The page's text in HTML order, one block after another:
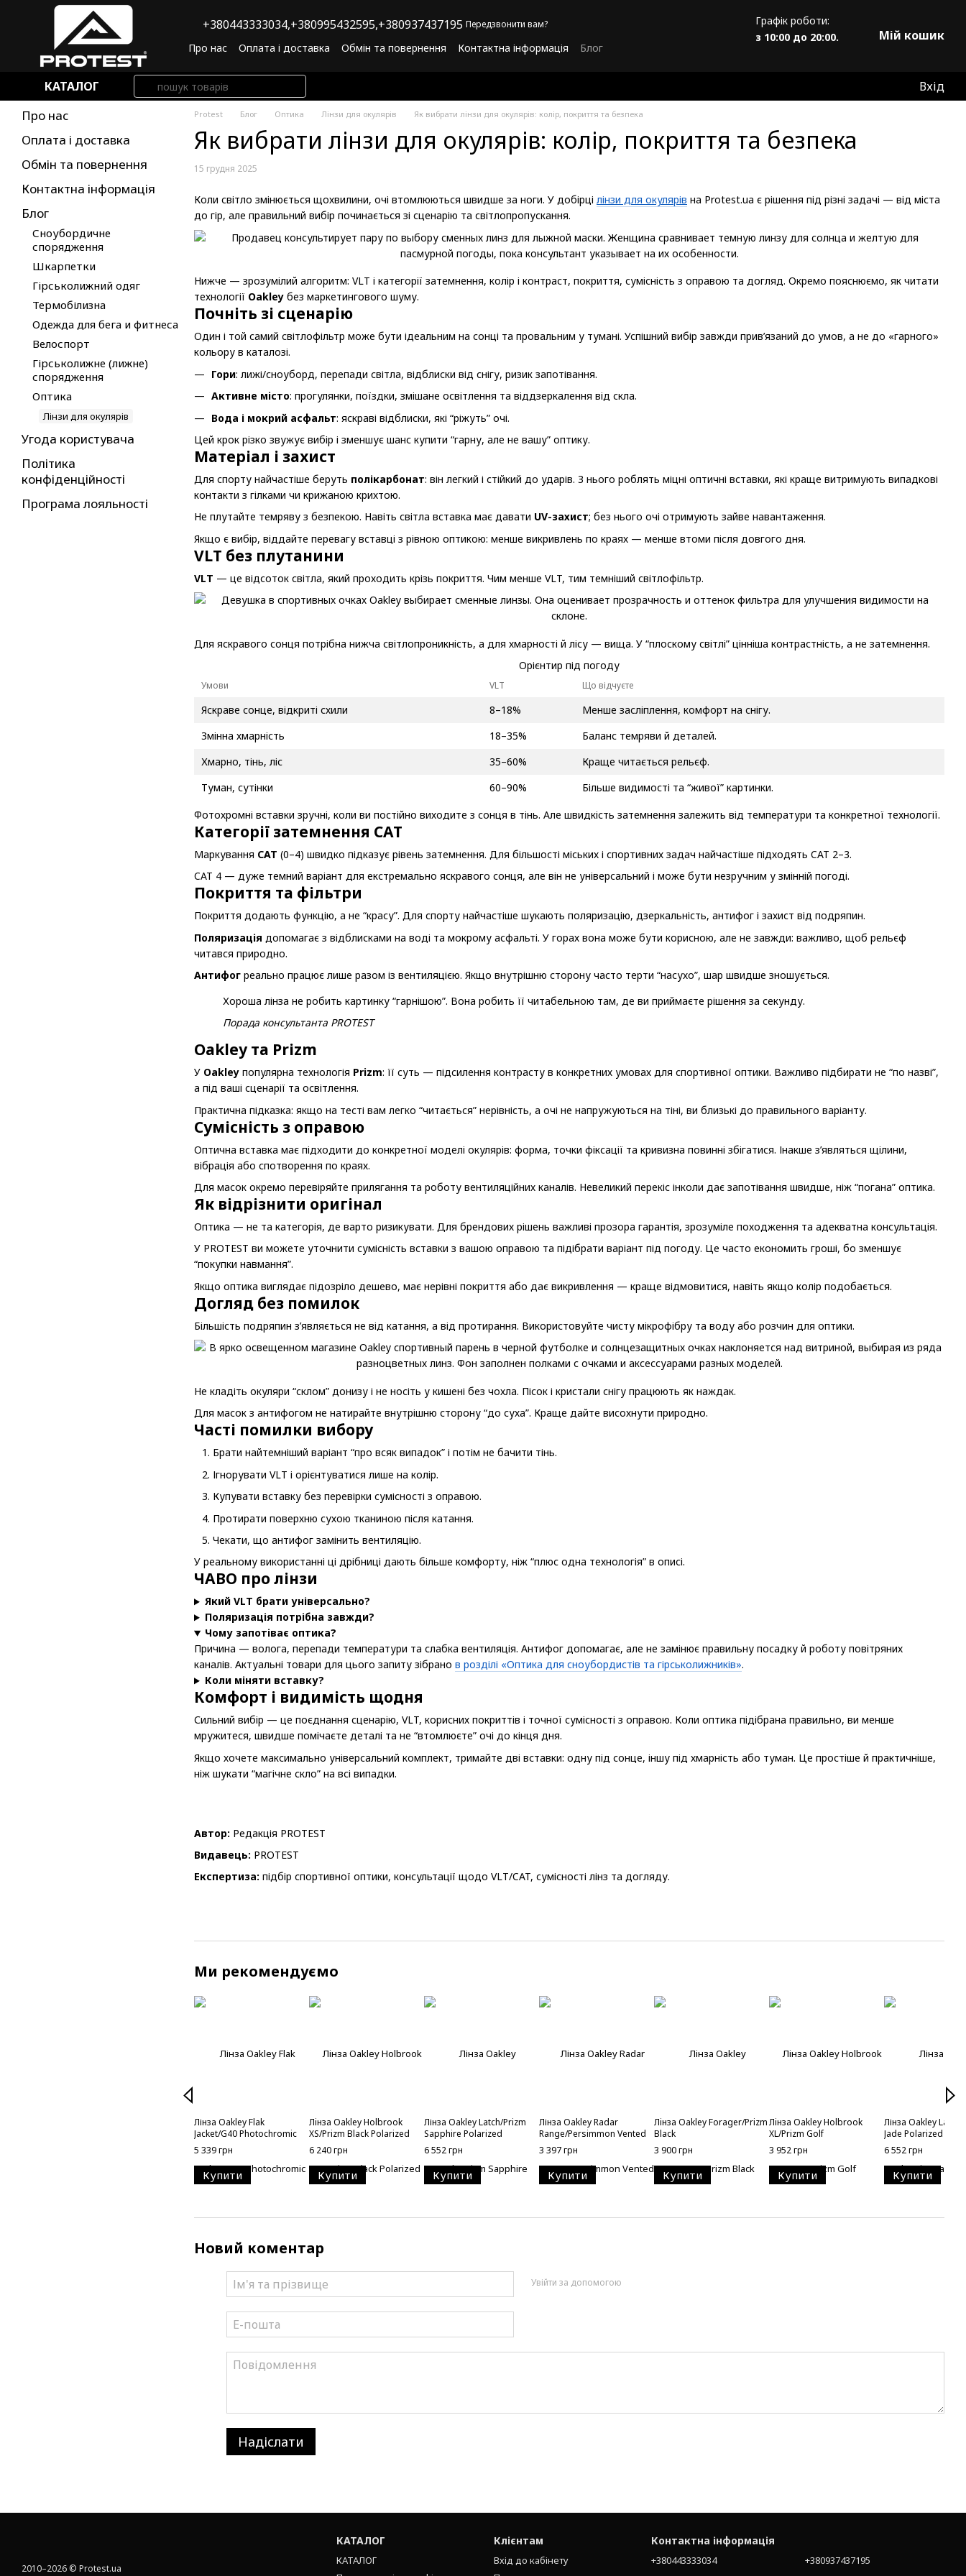
Перейти до основного контенту
+380443333034,+380995432595,+380937437195 Передзвонити вам?
Про нас Оплата і доставка Обмін та повернення Контактна інформація
Блог
Графік роботи:
з 10:00 до 20:00.
Мій кошик
КАТАЛОГ Вхід
Protest Блог Оптика Лінзи для окулярів Як вибрати лінзи для окулярів: колір, покриття та безпека
Як вибрати лінзи для окулярів: колір, покриття та безпека
15 грудня 2025
Коли світло змінюється щохвилини, очі втомлюються швидше за ноги. У добірці лінзи для окулярів на Protest.ua є рішення під різні задачі — від міста
до гір, але правильний вибір починається зі сценарію та світлопропускання.
Нижче — зрозумілий алгоритм: VLT і категорії затемнення, колір і контраст, покриття, сумісність з оправою та догляд. Окремо пояснюємо, як читати
технології Oakley без маркетингового шуму.
Почніть зі сценарію
Один і той самий світлофільтр може бути ідеальним на сонці та провальним у тумані. Успішний вибір завжди прив’язаний до умов, а не до «гарного»
кольору в каталозі.
Гори: лижі/сноуборд, перепади світла, відблиски від снігу, ризик запотівання.
Активне місто: прогулянки, поїздки, змішане освітлення та віддзеркалення від скла.
Вода і мокрий асфальт: яскраві відблиски, які “ріжуть” очі.
Цей крок різко звужує вибір і зменшує шанс купити “гарну, але не вашу” оптику.
Матеріал і захист
Для спорту найчастіше беруть полікарбонат: він легкий і стійкий до ударів. З нього роблять міцні оптичні вставки, які краще витримують випадкові
контакти з гілками чи крижаною крихтою.
Не плутайте темряву з безпекою. Навіть світла вставка має давати UV-захист; без нього очі отримують зайве навантаження.
Якщо є вибір, віддайте перевагу вставці з рівною оптикою: менше викривлень по краях — менше втоми після довгого дня.
VLT без плутанини
VLT — це відсоток світла, який проходить крізь покриття. Чим менше VLT, тим темніший світлофільтр.
Для яскравого сонця потрібна нижча світлопроникність, а для хмарності й лісу — вища. У “плоскому світлі” цінніша контрастність, а не затемнення.
Орієнтир під погоду
Умови VLT Що відчуєте
Яскраве сонце, відкриті схили 8–18%
Менше засліплення, комфорт на снігу.
Змінна хмарність
18–35%
Баланс темряви й деталей.
Хмарно, тінь, ліс
35–60%
Краще читається рельєф.
Туман, сутінки
60–90%
Більше видимості та “живої” картинки.
Фотохромні вставки зручні, коли ви постійно виходите з сонця в тінь. Але швидкість затемнення залежить від температури та конкретної технології.
Категорії затемнення CAT
Маркування CAT (0–4) швидко підказує рівень затемнення. Для більшості міських і спортивних задач найчастіше підходять CAT 2–3.
CAT 4 — дуже темний варіант для екстремально яскравого сонця, але він не універсальний і може бути незручним у змінній погоді.
Покриття та фільтри
Покриття додають функцію, а не “красу”. Для спорту найчастіше шукають поляризацію, дзеркальність, антифог і захист від подряпин.
Поляризація допомагає з відблисками на воді та мокрому асфальті. У горах вона може бути корисною, але не завжди: важливо, щоб рельєф
читався природно.
Антифог реально працює лише разом із вентиляцією. Якщо внутрішню сторону часто терти “насухо”, шар швидше зношується.
Хороша лінза не робить картинку “гарнішою”. Вона робить її читабельною там, де ви приймаєте рішення за секунду.
Порада консультанта PROTEST
Oakley та Prizm
У Oakley популярна технологія Prizm: її суть — підсилення контрасту в конкретних умовах для спортивної оптики. Важливо підбирати не “по назві”,
а під ваші сценарії та освітлення.
Практична підказка: якщо на тесті вам легко “читається” нерівність, а очі не напружуються на тіні, ви близькі до правильного варіанту.
Сумісність з оправою
Оптична вставка має підходити до конкретної моделі окулярів: форма, точки фіксації та кривизна повинні збігатися. Інакше з’являться щілини,
вібрація або спотворення по краях.
Для масок окремо перевіряйте прилягання та роботу вентиляційних каналів. Невеликий перекіс інколи дає запотівання швидше, ніж “погана” оптика.
Як відрізнити оригінал
Оптика — не та категорія, де варто ризикувати. Для брендових рішень важливі прозора гарантія, зрозуміле походження та адекватна консультація.
У PROTEST ви можете уточнити сумісність вставки з вашою оправою та підібрати варіант під погоду. Це часто економить гроші, бо зменшує
“покупки навмання”.
Якщо оптика виглядає підозріло дешево, має нерівні покриття або дає викривлення — краще відмовитися, навіть якщо колір подобається.
Догляд без помилок
Більшість подряпин з’являється не від катання, а від протирання. Використовуйте чисту мікрофібру та воду або розчин для оптики.
Не кладіть окуляри “склом” донизу і не носіть у кишені без чохла. Пісок і кристали снігу працюють як наждак.
Для масок з антифогом не натирайте внутрішню сторону “до суха”. Краще дайте висохнути природно.
Часті помилки вибору
Брати найтемніший варіант “про всяк випадок” і потім не бачити тінь.
Ігнорувати VLT і орієнтуватися лише на колір.
Купувати вставку без перевірки сумісності з оправою.
Протирати поверхню сухою тканиною після катання.
Чекати, що антифог замінить вентиляцію.
У реальному використанні ці дрібниці дають більше комфорту, ніж “плюс одна технологія” в описі.
ЧАВО про лінзи
Який VLT брати універсально?
Поляризація потрібна завжди?
Чому запотіває оптика?
Причина — волога, перепади температури та слабка вентиляція. Антифог допомагає, але не замінює правильну посадку й роботу повітряних
каналів. Актуальні товари для цього запиту зібрано в розділі «Оптика для сноубордистів та гірськолижників».
Коли міняти вставку?
Комфорт і видимість щодня
Сильний вибір — це поєднання сценарію, VLT, корисних покриттів і точної сумісності з оправою. Коли оптика підібрана правильно, ви менше
мружитеся, швидше помічаєте деталі та не “втомлюєте” очі до кінця дня.
Якщо хочете максимально універсальний комплект, тримайте дві вставки: одну під сонце, іншу під хмарність або туман. Це простіше й практичніше,
ніж шукати “магічне скло” на всі випадки.
Автор: Редакція PROTEST
Видавець: PROTEST
Експертиза: підбір спортивної оптики, консультації щодо VLT/CAT, сумісності лінз та догляду.
Ми рекомендуємо
Лінза Oakley Flak
Jacket/G40 Photochromic
5 339 грн
Купити
Лiнза Oakley Holbrook
XS/Prizm Black Polarized
6 240 грн
Купити
Лінза Oakley Latch/Prizm
Sapphire Polarized
6 552 грн
Купити
Лінза Oakley Radar
Range/Persimmon Vented
3 397 грн
Купити
Лiнза Oakley Forager/Prizm
Black
3 900 грн
Купити
Лiнза Oakley Holbrook
XL/Prizm Golf
3 952 грн
Купити
Лінза Oakley
Jade Polarized
6 552 грн
Купити
Новий коментар
Увійти за допомогою
Надіслати
Про нас
Оплата і доставка
Обмін та повернення
Контактна інформація
Блог
Сноубордичне
спорядження
Шкарпетки
Гірськолижний одяг
Термобілизна
Одежда для бега и фитнеса
Велоспорт
Гірськолижне (лижне)
спорядження
Оптика
Лінзи для окулярів
Угода користувача
Політика
конфіденційності
Програма лояльності
2010–2026 © Protest.ua
КАТАЛОГ
КАТАЛОГ
Клієнтам
Вхід до кабінету
Контактна інформація
+380443333034
+380937437195